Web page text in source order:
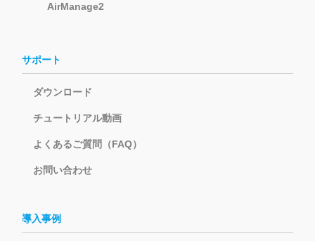
AirManage2
サポート
ダウンロード
チュートリアル動画
よくあるご質問（FAQ）
お問い合わせ
導入事例